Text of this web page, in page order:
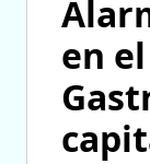
en